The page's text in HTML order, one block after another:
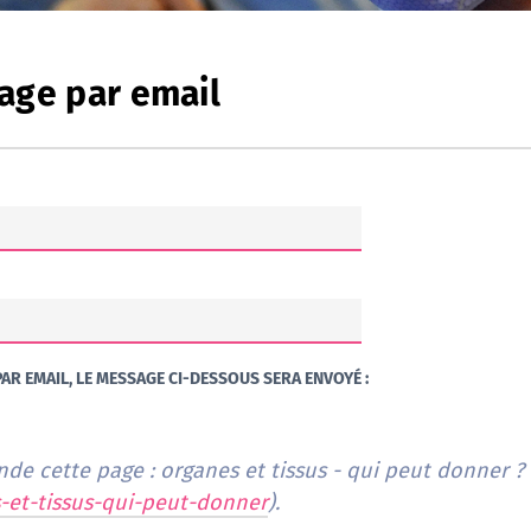
par email
EMAIL, LE MESSAGE CI-DESSOUS SERA ENVOYÉ :
cette page : organes et tissus - qui peut donner ?
et-tissus-qui-peut-donner).